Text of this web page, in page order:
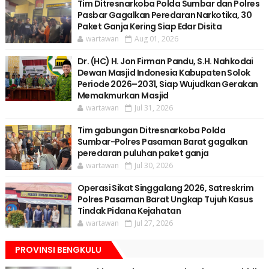
Tim Ditresnarkoba Polda Sumbar dan Polres
Pasbar Gagalkan Peredaran Narkotika, 30
Paket Ganja Kering Siap Edar Disita
wartawan Aug 01, 2026
Dr. (HC) H. Jon Firman Pandu, S.H. Nahkodai
Dewan Masjid Indonesia Kabupaten Solok
Periode 2026–2031, Siap Wujudkan Gerakan
Memakmurkan Masjid
wartawan Jul 31, 2026
Tim gabungan Ditresnarkoba Polda
Sumbar-Polres Pasaman Barat gagalkan
peredaran puluhan paket ganja
wartawan Jul 30, 2026
Operasi Sikat Singgalang 2026, Satreskrim
Polres Pasaman Barat Ungkap Tujuh Kasus
Tindak Pidana Kejahatan
wartawan Jul 27, 2026
PROVINSI BENGKULU